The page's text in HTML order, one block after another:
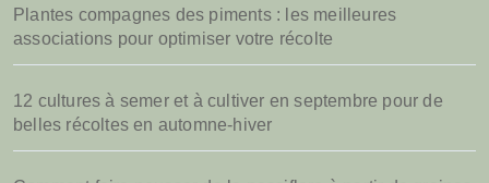
Plantes compagnes des piments : les meilleures
associations pour optimiser votre récolte
12 cultures à semer et à cultiver en septembre pour de
belles récoltes en automne-hiver